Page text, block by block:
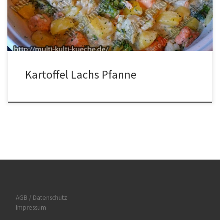
in Mundgerechte Stücke schneiden, Brokkoli und Blumenkohl in
Röschen teilen und den Lachs in Würfel schneiden. […]
Kartoffel Lachs Pfanne
AGB / Datenschutz
Impressum